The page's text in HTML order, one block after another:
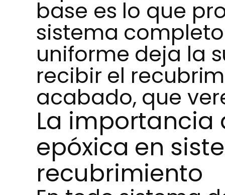
base es lo que
sistema
uniforme deja la
recibir el
acabado, que
La
epóxica en
recubrimiento